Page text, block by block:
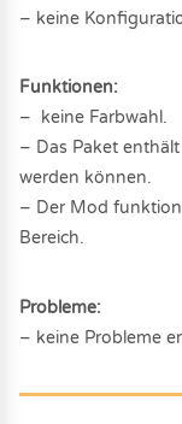
– keine
Funktionen:
– keine Farbwahl.
– Das Paket
werden können.
– Der Mod
Bereich.
Probleme:
– keine Probleme